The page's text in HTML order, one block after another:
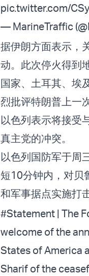
pic.twitter.com/
— MarineTraffic
据伊朗方面表示，
动。此次停火得到
国家、土耳其、埃
烈批评特朗普上一
以色列表示将接受
真主党的冲突。
以色列国防军于周
短10分钟内，对贝
和军事据点实施打击
#Statement | The
welcome of the
States of America
Sharif of the